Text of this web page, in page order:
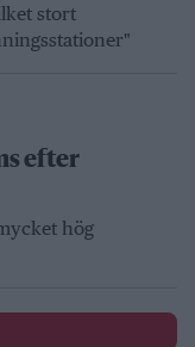
stort
efter
hög